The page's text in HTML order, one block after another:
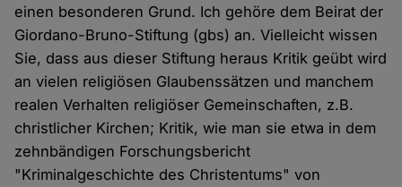
einen besonderen Grund. Ich gehöre dem Beirat der
Giordano-Bruno-Stiftung (gbs) an. Vielleicht wissen
Sie, dass aus dieser Stiftung heraus Kritik geübt wird
an vielen religiösen Glaubenssätzen und manchem
realen Verhalten religiöser Gemeinschaften, z.B.
christlicher Kirchen; Kritik, wie man sie etwa in dem
zehnbändigen Forschungsbericht
"Kriminalgeschichte des Christentums" von